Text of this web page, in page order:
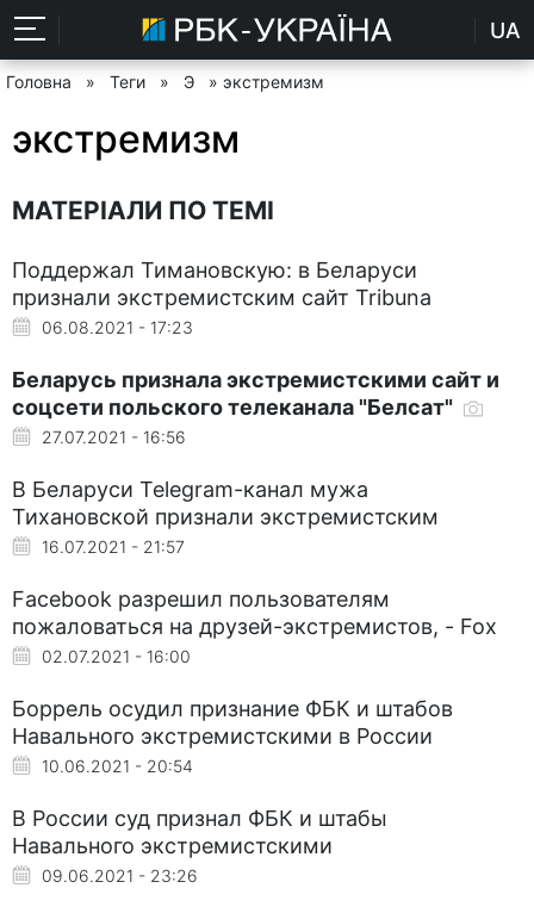
UA
Головна » Теги » Э » экстремизм
экстремизм
МАТЕРІАЛИ ПО ТЕМІ
Поддержал Тимановскую: в Беларуси
признали экстремистским сайт Tribuna
06.08.2021 - 17:23
Беларусь признала экстремистскими сайт и
соцсети польского телеканала "Белсат"
27.07.2021 - 16:56
В Беларуси Telegram-канал мужа
Тихановской признали экстремистским
16.07.2021 - 21:57
Facebook разрешил пользователям
пожаловаться на друзей-экстремистов, - Fox
02.07.2021 - 16:00
Боррель осудил признание ФБК и штабов
Навального экстремистскими в России
10.06.2021 - 20:54
В России суд признал ФБК и штабы
Навального экстремистскими
09.06.2021 - 23:26